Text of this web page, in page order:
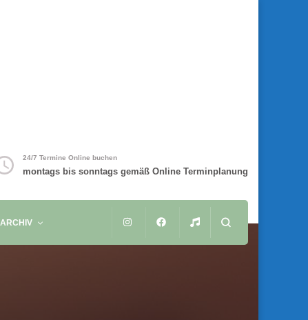
24/7 Termine Online buchen
montags bis sonntags gemäß Online Terminplanung
ARCHIV